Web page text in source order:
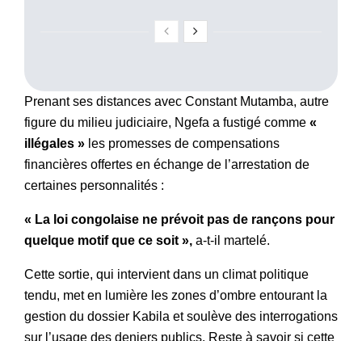
Prenant ses distances avec Constant Mutamba, autre
figure du milieu judiciaire, Ngefa a fustigé comme «
illégales » les promesses de compensations
financières offertes en échange de l’arrestation de
certaines personnalités :
« La loi congolaise ne prévoit pas de rançons pour
quelque motif que ce soit », a-t-il martelé.
Cette sortie, qui intervient dans un climat politique
tendu, met en lumière les zones d’ombre entourant la
gestion du dossier Kabila et soulève des interrogations
sur l’usage des deniers publics. Reste à savoir si cette